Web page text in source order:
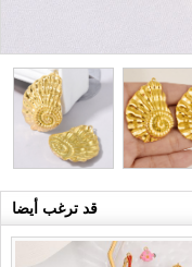
قد ترغب أيضا